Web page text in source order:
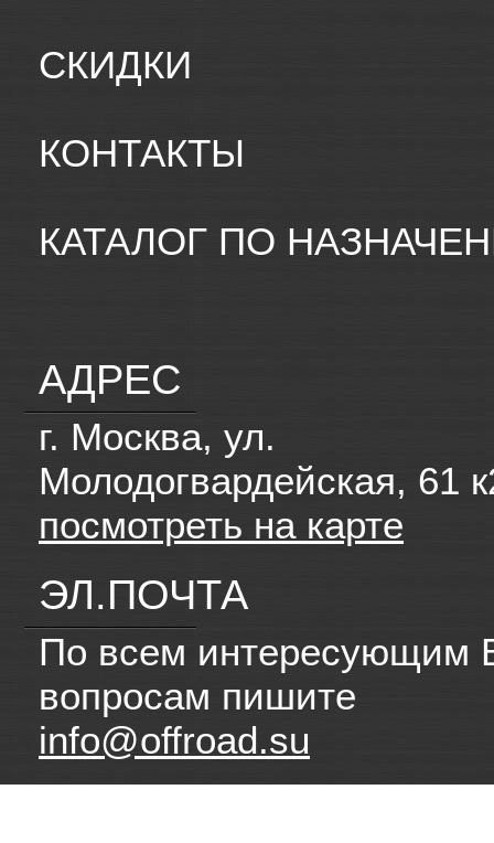
СКИДКИ
КОНТАКТЫ
КАТАЛОГ ПО
АДРЕС
г. Москва, ул.
Молодогвардейская, 61
посмотреть на карте
ЭЛ.ПОЧТА
По всем интересующим
вопросам пишите
info@offroad.su